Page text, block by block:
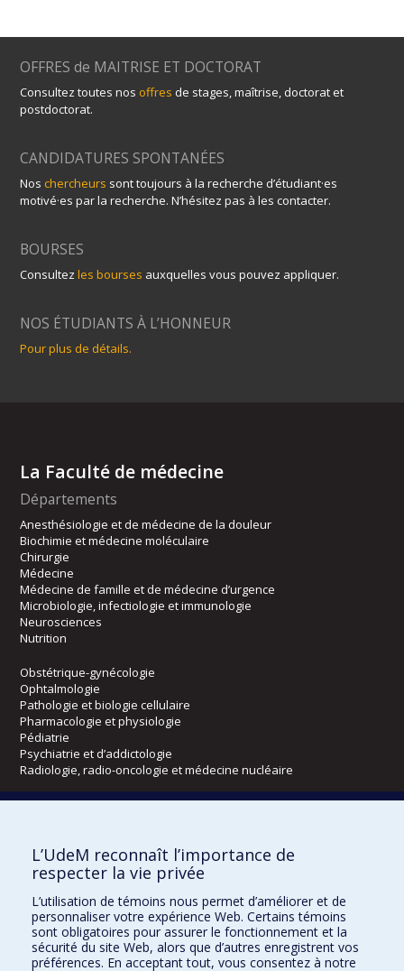
OFFRES de MAITRISE ET DOCTORAT
Consultez toutes nos offres de stages, maîtrise, doctorat et
postdoctorat.
CANDIDATURES SPONTANÉES
Noschercheurs sont toujours à la recherche d’étudiant·es
motivé·es par la recherche. N’hésitez pas à les contacter.
BOURSES
Consultezles bourses auxquelles vous pouvez appliquer.
NOS ÉTUDIANTS À L’HONNEUR
Pour plus de détails.
La Faculté de médecine
Départements
Anesthésiologie et de médecine de la douleur
Biochimie et médecine moléculaire
Chirurgie
Médecine
Médecine de famille et de médecine d’urgence
Microbiologie, infectiologie et immunologie
Neurosciences
Nutrition
Obstétrique-gynécologie
Ophtalmologie
Pathologie et biologie cellulaire
Pharmacologie et physiologie
Pédiatrie
Psychiatrie et d’addictologie
Radiologie, radio-oncologie et médecine nucléaire
Kinésiologie et des sciences de l’activité physique
Orthophonie et audiologie
Directions
DPC
L’UdeM reconnaît l’importance de
respecter la vie privée
L’utilisation de témoins nous permet d’améliorer et de
personnaliser votre expérience Web. Certains témoins
sont obligatoires pour assurer le fonctionnement et la
sécurité du site Web, alors que d’autres enregistrent vos
préférences. En acceptant tout, vous consentez à notre